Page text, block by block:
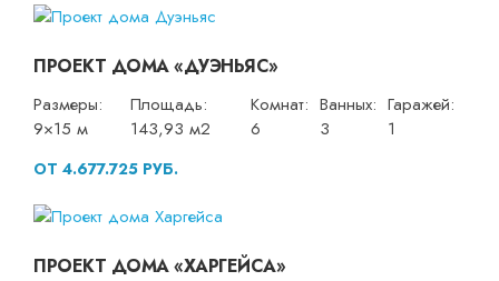
ПРОЕКТ ДОМА «ДУЭНЬЯС»
Размеры:
9×15 м
Площадь:
143,93 м2
Комнат:
6
Ванных:
3
Гаражей:
1
ОТ 4.677.725 РУБ.
ПРОЕКТ ДОМА «ХАРГЕЙСА»